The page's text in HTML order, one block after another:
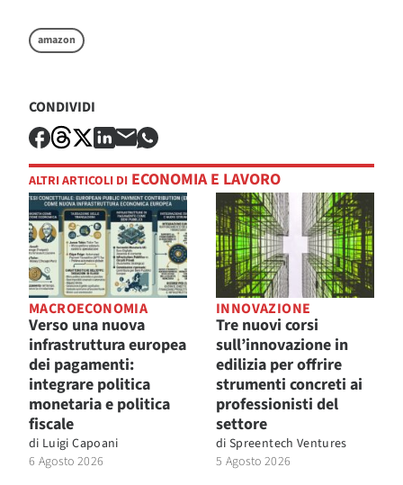
amazon
CONDIVIDI
ALTRI ARTICOLI DI ECONOMIA E LAVORO
MACROECONOMIA
Verso una nuova
infrastruttura europea
dei pagamenti:
integrare politica
monetaria e politica
fiscale
di Luigi Capoani
6 Agosto 2026
INNOVAZIONE
Tre nuovi corsi
sull’innovazione in
edilizia per offrire
strumenti concreti ai
professionisti del
settore
di Spreentech Ventures
5 Agosto 2026